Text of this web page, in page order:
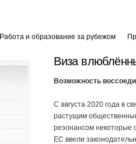
Работа и образование за рубежом
Виза
Возможность
С августа 2020 года в
растущим
резонансом некоторые
ЕС ввели